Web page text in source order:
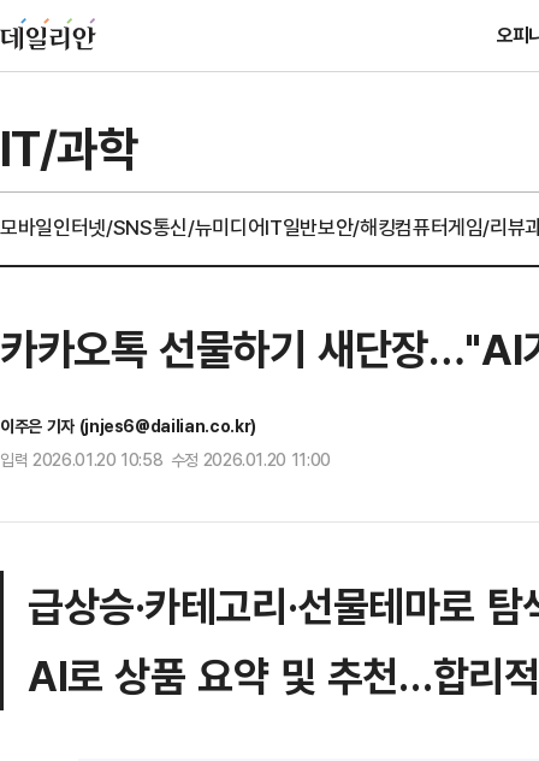
오피
IT/과학
모바일인터넷/SNS통신/뉴미디어IT일반보안/해킹컴퓨터게임/리뷰
카카오톡 선물하기 새단장…"AI
이주은 기자 (jnjes6@dailian.co.kr)
입력 2026.01.20 10:58 수정 2026.01.20 11:00
급상승·카테고리·선물테마로
AI로 상품 요약 및 추천…합리